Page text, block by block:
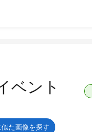
ベント
た画像を探す